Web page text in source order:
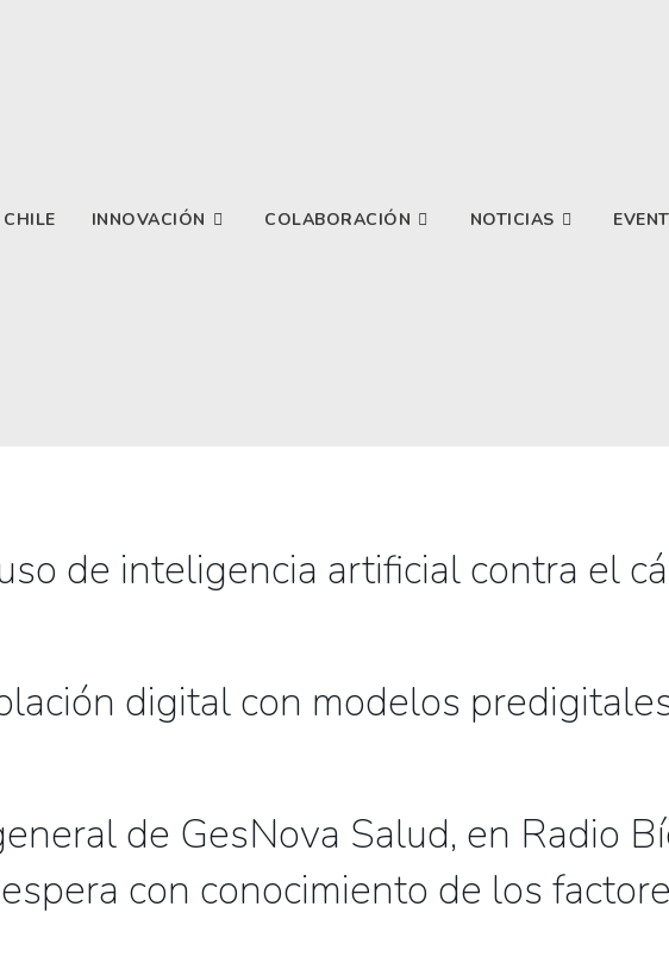
INNOVACIÓN COLABORACIÓN NOTICIAS
de inteligencia artificial contra el
digital con modelos
de GesNova Salud, en Radio
con conocimiento de los